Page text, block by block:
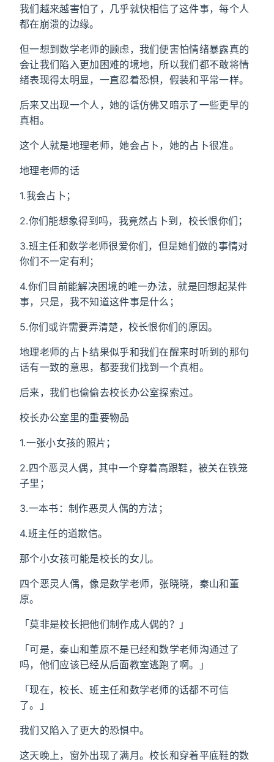
我们越来越害怕了，几乎就快相信了这件事，每个人
都在崩溃的边缘。
但一想到数学老师的顾虑，我们便害怕情绪暴露真的
会让我们陷入更加困难的境地，所以我们都不敢将情
绪表现得太明显，一直忍着恐惧，假装和平常一样。
后来又出现一个人，她的话仿佛又暗示了一些更早的
真相。
这个人就是地理老师，她会占卜，她的占卜很准。
地理老师的话
1.我会占卜；
2.你们能想象得到吗，我竟然占卜到，校长恨你们；
3.班主任和数学老师很爱你们，但是她们做的事情对
你们不一定有利；
4.你们目前能解决困境的唯一办法，就是回想起某件
事，只是，我不知道这件事是什么；
5.你们或许需要弄清楚，校长恨你们的原因。
地理老师的占卜结果似乎和我们在醒来时听到的那句
话有一致的意思，都要我们找到一个真相。
后来，我们也偷偷去校长办公室探索过。
校长办公室里的重要物品
1.一张小女孩的照片；
2.四个恶灵人偶，其中一个穿着高跟鞋，被关在铁笼
子里；
3.一本书：制作恶灵人偶的方法；
4.班主任的道歉信。
那个小女孩可能是校长的女儿。
四个恶灵人偶，像是数学老师，张晓晓，秦山和董
原。
「莫非是校长把他们制作成人偶的？」
「可是，秦山和董原不是已经和数学老师沟通过了
吗，他们应该已经从后面教室逃跑了啊。」
「现在，校长、班主任和数学老师的话都不可信
了。」
我们又陷入了更大的恐惧中。
这天晚上，窗外出现了满月。校长和穿着平底鞋的数